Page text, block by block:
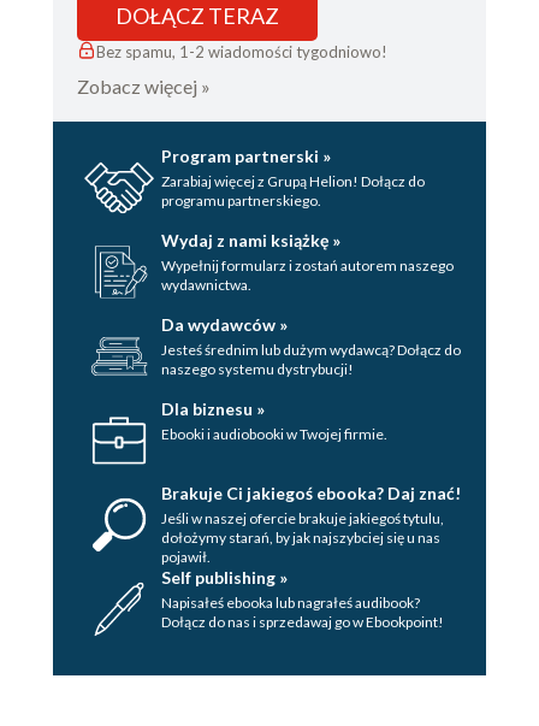
DOŁĄCZ TERAZ
Bez spamu, 1-2 wiadomości tygodniowo!
Zobacz więcej »
Program partnerski »
Zarabiaj więcej z Grupą Helion! Dołącz do
programu partnerskiego.
Wydaj z nami książkę »
Wypełnij formularz i zostań autorem naszego
wydawnictwa.
Da wydawców »
Jesteś średnim lub dużym wydawcą? Dołącz do
naszego systemu dystrybucji!
Dla biznesu »
Ebooki i audiobooki w Twojej firmie.
Brakuje Ci jakiegoś ebooka? Daj znać!
Jeśli w naszej ofercie brakuje jakiegoś tytulu,
dołożymy starań, by jak najszybciej się u nas
pojawił.
Self publishing »
Napisałeś ebooka lub nagrałeś audibook?
Dołącz do nas i sprzedawaj go w Ebookpoint!